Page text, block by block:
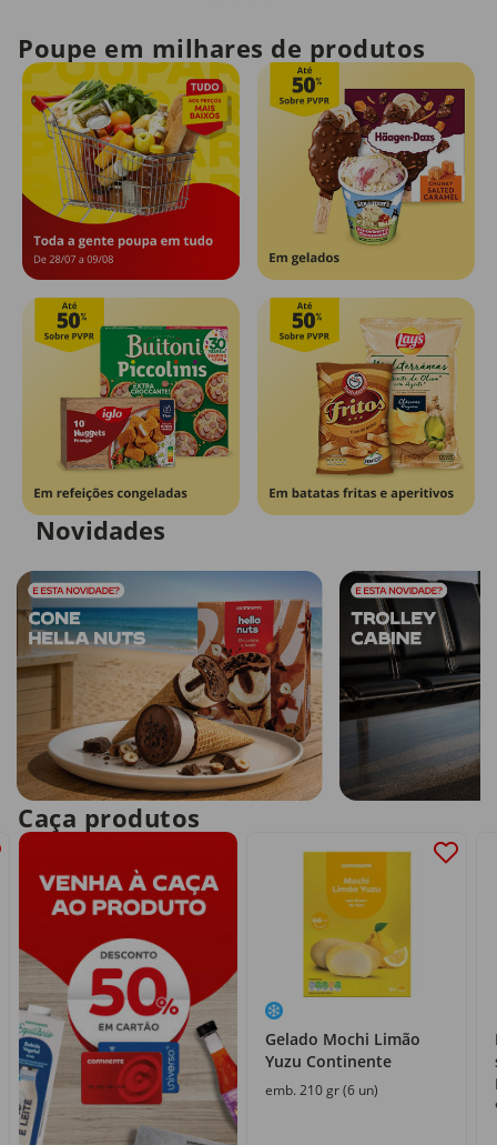
Poupe em milhares de produtos
Novidades
Caça produtos
Gelado Mochi Limão
Yuzu Continente
emb. 210 gr (6 un)